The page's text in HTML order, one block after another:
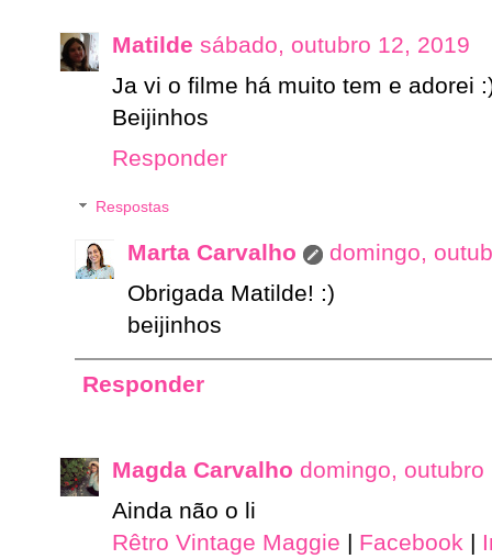
Matilde sábado, outubro 12, 2019
Ja vi o filme há muito tem e adorei
Beijinhos
Responder
Respostas
Marta Carvalho
domingo,
Obrigada Matilde! :)
beijinhos
Responder
Magda Carvalho domingo, outubro
Ainda não o li
Rêtro Vintage Maggie | Facebook |